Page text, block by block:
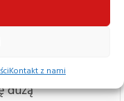
Kontakt z nami
ES15-33DM to
dużą